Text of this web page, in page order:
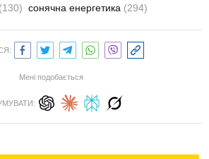
(130) сонячна енергетика (294)
Мені подобається